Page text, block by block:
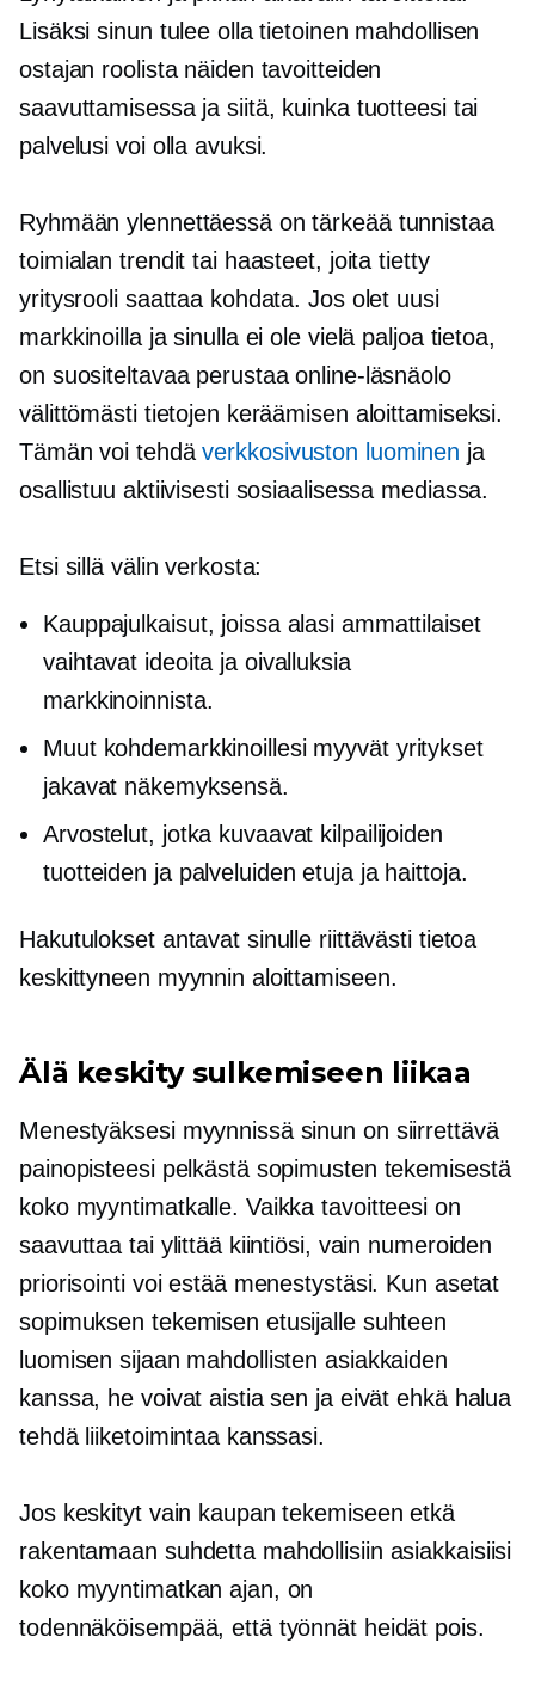
Lisäksi sinun tulee olla tietoinen mahdollisen
ostajan roolista näiden tavoitteiden
saavuttamisessa ja siitä, kuinka tuotteesi tai
palvelusi voi olla avuksi.
Ryhmään ylennettäessä on tärkeää tunnistaa
toimialan trendit tai haasteet, joita tietty
yritysrooli saattaa kohdata. Jos olet uusi
markkinoilla ja sinulla ei ole vielä paljoa tietoa,
on suositeltavaa perustaa online-läsnäolo
välittömästi tietojen keräämisen aloittamiseksi.
Tämän voi tehdäverkkosivuston luominen ja
osallistuu aktiivisesti sosiaalisessa mediassa.
Etsi sillä välin verkosta:
Kauppajulkaisut, joissa alasi ammattilaiset
vaihtavat ideoita ja oivalluksia
markkinoinnista.
Muut kohdemarkkinoillesi myyvät yritykset
jakavat näkemyksensä.
Arvostelut, jotka kuvaavat kilpailijoiden
tuotteiden ja palveluiden etuja ja haittoja.
Hakutulokset antavat sinulle riittävästi tietoa
keskittyneen myynnin aloittamiseen.
Älä keskity sulkemiseen liikaa
Menestyäksesi myynnissä sinun on siirrettävä
painopisteesi pelkästä sopimusten tekemisestä
koko myyntimatkalle. Vaikka tavoitteesi on
saavuttaa tai ylittää kiintiösi, vain numeroiden
priorisointi voi estää menestystäsi. Kun asetat
sopimuksen tekemisen etusijalle suhteen
luomisen sijaan mahdollisten asiakkaiden
kanssa, he voivat aistia sen ja eivät ehkä halua
tehdä liiketoimintaa kanssasi.
Jos keskityt vain kaupan tekemiseen etkä
rakentamaan suhdetta mahdollisiin asiakkaisiisi
koko myyntimatkan ajan, on
todennäköisempää, että työnnät heidät pois.